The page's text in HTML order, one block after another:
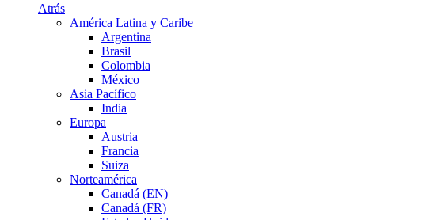
Atrás
América Latina y Caribe
Argentina
Brasil
Colombia
México
Asia Pacífico
India
Europa
Austria
Francia
Suiza
Norteamérica
Canadá (EN)
Canadá (FR)